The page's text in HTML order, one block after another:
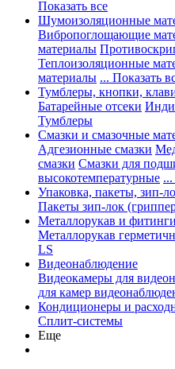
Показать все
Шумоизоляционные
Вибропоглощающие
материалы
Теплоизоляционные
материалы ... Показать
Тумблеры, кнопки,
Батарейные отсеки
Тумблеры
Смазки и смазочные
Адгезионные смазки
смазки Смазки для
высокотемпературные
Упаковка, пакеты, зип-
Пакеты зип-лок
Металлорукав и фитинги
Металлорукав
LS
Видеонаблюдение
Видеокамеры для
для камер
Кондиционеры и
Сплит-системы
Еще